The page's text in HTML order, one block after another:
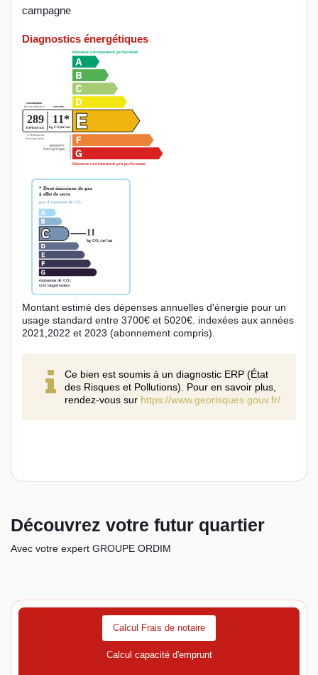
campagne
Diagnostics énergétiques
Montant estimé des dépenses annuelles d'énergie pour un
usage standard entre 3700€ et 5020€. indexées aux années
2021,2022 et 2023 (abonnement compris).
Ce bien est soumis à un diagnostic ERP (État
des Risques et Pollutions). Pour en savoir plus,
rendez-vous sur https://www.georisques.gouv.fr/
Découvrez votre futur quartier
Avec votre expert GROUPE ORDIM
Calcul Frais de notaire
Calcul capacité d'emprunt